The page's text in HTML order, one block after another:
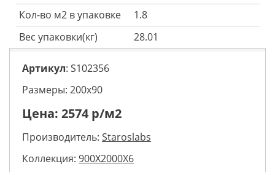
Кол-во м2 в упаковке
1.8
Вес упаковки(кг)
28.01
Артикул: S102356
Размеры: 200х90
Цена: 2574 р/м2
Производитель: Staroslabs
Коллекция: 900X2000X6